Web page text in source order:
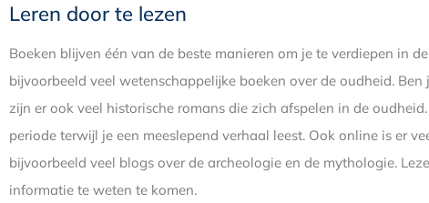
Leren door te lezen
Boeken blijven één van de beste manieren om je te verdiepen in
bijvoorbeeld veel wetenschappelijke boeken over de oudheid.
zijn er ook veel historische romans die zich afspelen in de
periode terwijl je een meeslepend verhaal leest. Ook online is er
bijvoorbeeld veel blogs over de archeologie en de mythologie.
informatie te weten te komen.